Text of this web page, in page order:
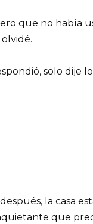
que no había
solo dije
la casa
que